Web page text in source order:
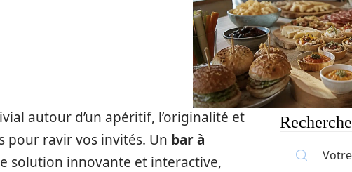
autour d’un apéritif, l’originalité et
pour ravir vos invités. Un bar à
solution innovante et interactive,
Recherche